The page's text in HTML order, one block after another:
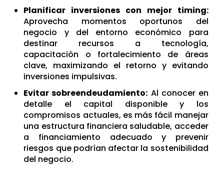
Planificar inversiones con mejor timing:
Aprovecha momentos oportunos del
negocio y del entorno económico para
destinar recursos a tecnología,
capacitación o fortalecimiento de áreas
clave, maximizando el retorno y evitando
inversiones impulsivas.
Evitar sobreendeudamiento: Al conocer en
detalle el capital disponible y los
compromisos actuales, es más fácil manejar
una estructura financiera saludable, acceder
a financiamiento adecuado y prevenir
riesgos que podrían afectar la sostenibilidad
del negocio.